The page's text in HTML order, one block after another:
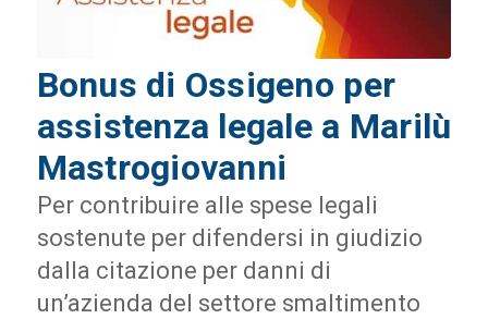
Bonus di Ossigeno per
assistenza legale a Marilù
Mastrogiovanni
Per contribuire alle spese legali
sostenute per difendersi in giudizio
dalla citazione per danni di
un’azienda del settore smaltimento